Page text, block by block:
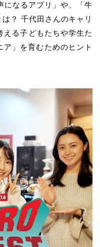
になるアプリ」や、「牛
？ 千代田さんのキャリ
える子どもたちや学生た
」を育むためのヒント